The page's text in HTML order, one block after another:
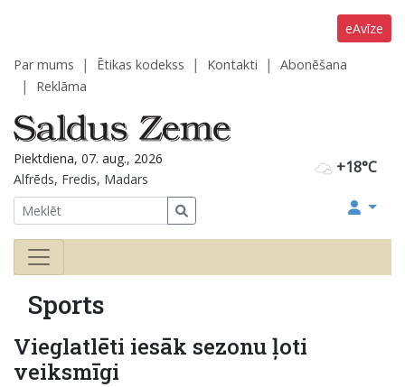
eAvīze
Par mums Ētikas kodekss Kontakti
Abonēšana
Reklāma
+18°C
Piektdiena, 07. aug., 2026
Alfrēds, Fredis, Madars
Sports
Vieglatlēti iesāk sezonu ļoti
veiksmīgi